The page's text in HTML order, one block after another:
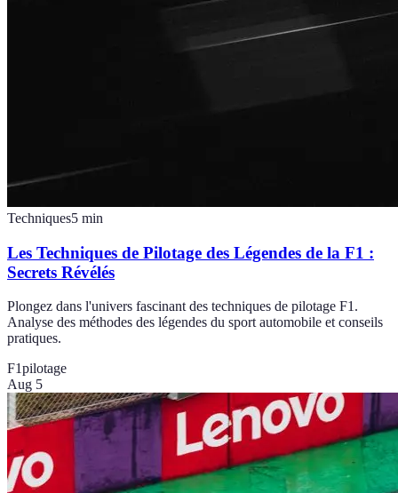
Techniques5 min
Les Techniques de Pilotage des Légendes de la F1 :
Secrets Révélés
Plongez dans l'univers fascinant des techniques de pilotage F1.
Analyse des méthodes des légendes du sport automobile et conseils
pratiques.
F1pilotage
Aug 5